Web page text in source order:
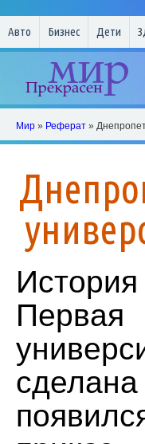
Авто Бизнес Дети
Мир » Реферат »
История